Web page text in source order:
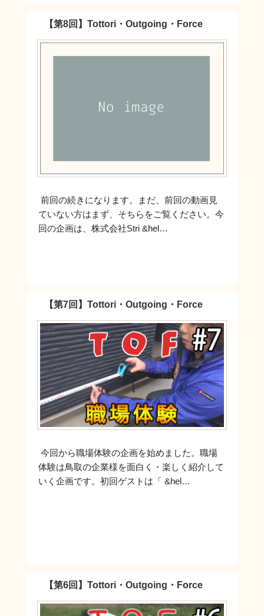
【第8回】Tottori・Outgoing・Force
前回の続きになります。まだ、前回の動画見
ていない方はまず、そちらをご覧ください。今
回の企画は、株式会社Stri &hel…
【第7回】Tottori・Outgoing・Force
今回から職場体験の企画を始めました。職場
体験は鳥取の企業様を面白く・楽しく紹介して
いく企画です。初回ゲストは「 &hel…
【第6回】Tottori・Outgoing・Force